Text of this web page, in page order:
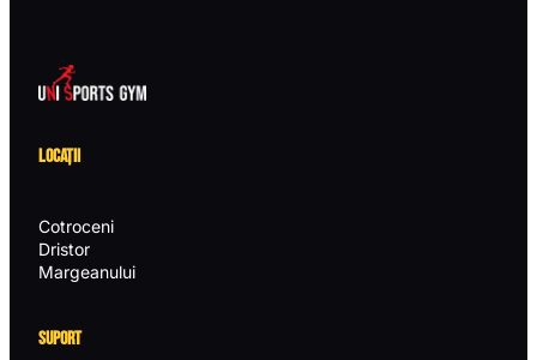
LOCAȚII
Cotroceni
Dristor
Margeanului
SUPORT